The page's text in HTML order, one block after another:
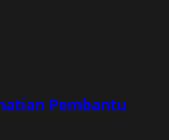
Pembantu